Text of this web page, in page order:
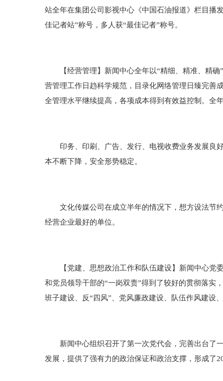
站全年在集团公司影视中心《中国石油报道》栏目播
佳记者站”称号，多人获“最佳记者”称号。
【经营管理】新闻中心全年以“精细、精准、精确”
营管理工作日趋科学规范，目录化网络管理日臻完善
全管理水平继续提高，各项成本得到有效益控制。全
印务、印刷、广告、发行、电视收费业务发展良好
本不断下降，安全形势稳定。
文化传媒公司在成立半年的情况下，想方设法节约
经营企业最好的单位。
【党建、思想政治工作和队伍建设】新闻中心党委
和党员领导干部的“一岗双责”得到了较好的贯彻落实
班子建设、反“四风”、党风廉政建设、队伍作风建设
新闻中心组织召开了第一次党代会，完善出台了一
发展，提供了强有力的政治保证和政治支撑，形成了